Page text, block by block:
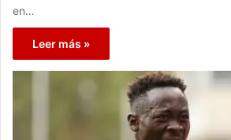
en…
Leer más »